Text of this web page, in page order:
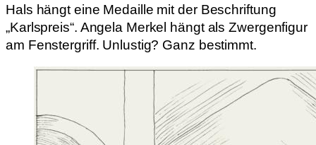
Hals hängt eine Medaille mit der Beschriftung
„Karlspreis“. Angela Merkel hängt als Zwergenfigur
am Fenstergriff. Unlustig? Ganz bestimmt.